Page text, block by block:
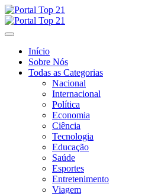
Skip
to
content
Início
Sobre Nós
Todas as Categorias
Nacional
Internacional
Política
Economia
Ciência
Tecnologia
Educação
Saúde
Esportes
Entretenimento
Viagem